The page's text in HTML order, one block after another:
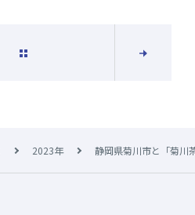
一覧に戻る 次の記事
2023年 静岡県菊川市と「菊川